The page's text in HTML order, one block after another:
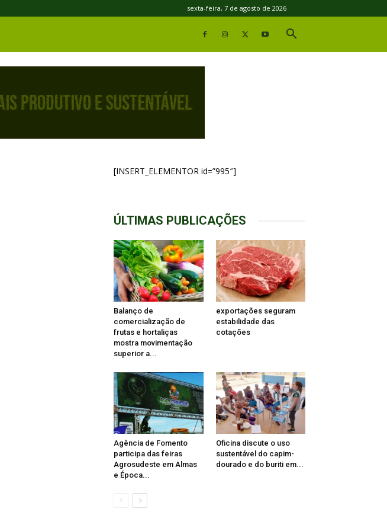
sexta-feira, 7 de agosto de 2026
[INSERT_ELEMENTOR id=”995″]
ÚLTIMAS PUBLICAÇÕES
Balanço de
comercialização de
frutas e hortaliças
mostra movimentação
superior a...
exportações seguram
estabilidade das
cotações
Agência de Fomento
participa das feiras
Agrosudeste em Almas
e Época...
Oficina discute o uso
sustentável do capim-
dourado e do buriti em...